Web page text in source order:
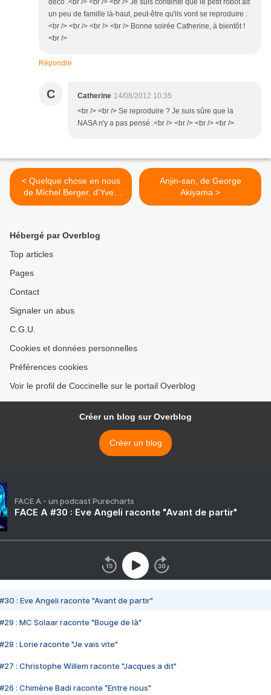
déco .<br /> <br /> <br /> Je suis contente que le petit robot ait
un peu de famille là-haut, peut-être qu'ils vont se reproduire .
<br /> <br /> <br /> <br /> Bonne soirée Catherine, à bientôt !
<br />
Répondre
C Catherine 14/08/2012 10:35
<br /> <br /> Se reproduire ? Je suis sûre que la
NASA n'y a pas pensé .<br /> <br /> <br /> <br />
< Quelque chose en nous
de Michel Berger, d'Yves
Bigot
Anjin-san, de George
Akiyama >
Hébergé par Overblog
Top articles
Pages
Contact
Signaler un abus
C.G.U.
Cookies et données personnelles
Préférences cookies
Voir le profil de Coccinelle sur le portail Overblog
Créer un blog sur Overblog
Créer un blog
FACE A - un podcast Purecharts
FACE A #30 : Eve Angeli raconte "Avant de partir"
#30 : Eve Angeli raconte "Avant de partir"
#29 : MC Solaar raconte "Bouge de là"
#28 : Lorie raconte "Je vais vite"
#27 : Christophe Willem raconte "Jacques a dit"
#26 : Chimène Badi raconte "Entre nous"